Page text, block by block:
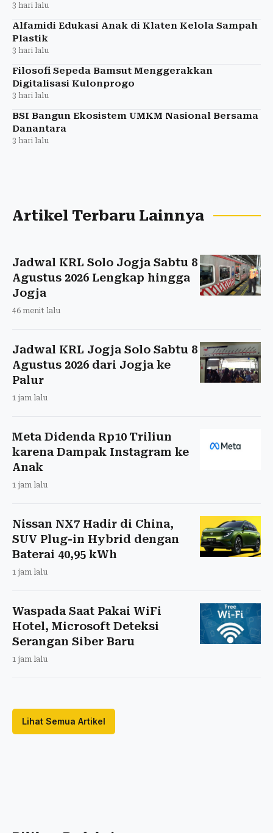
3 hari lalu
Alfamidi Edukasi Anak di Klaten Kelola Sampah
Plastik
3 hari lalu
Filosofi Sepeda Bamsut Menggerakkan
Digitalisasi Kulonprogo
3 hari lalu
BSI Bangun Ekosistem UMKM Nasional Bersama
Danantara
3 hari lalu
Artikel Terbaru Lainnya
Jadwal KRL Solo Jogja Sabtu 8
Agustus 2026 Lengkap hingga
Jogja
46 menit lalu
Jadwal KRL Jogja Solo Sabtu 8
Agustus 2026 dari Jogja ke
Palur
1 jam lalu
Meta Didenda Rp10 Triliun
karena Dampak Instagram ke
Anak
1 jam lalu
Nissan NX7 Hadir di China,
SUV Plug-in Hybrid dengan
Baterai 40,95 kWh
1 jam lalu
Waspada Saat Pakai WiFi
Hotel, Microsoft Deteksi
Serangan Siber Baru
1 jam lalu
Lihat Semua Artikel